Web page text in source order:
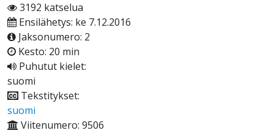
3192 katselua
Ensilähetys: ke 7.12.2016
Jaksonumero: 2
Kesto: 20 min
Puhutut kielet:
suomi
Tekstitykset:
suomi
Viitenumero: 9506